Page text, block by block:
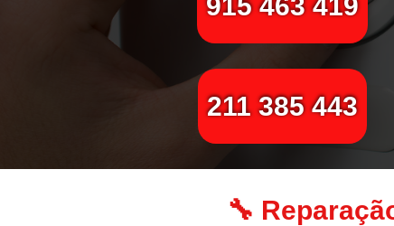
211 385 443
🔧